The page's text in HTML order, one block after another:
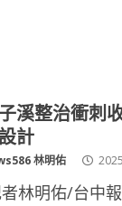
溪整治衝刺
計
林明佑
林明佑/台中